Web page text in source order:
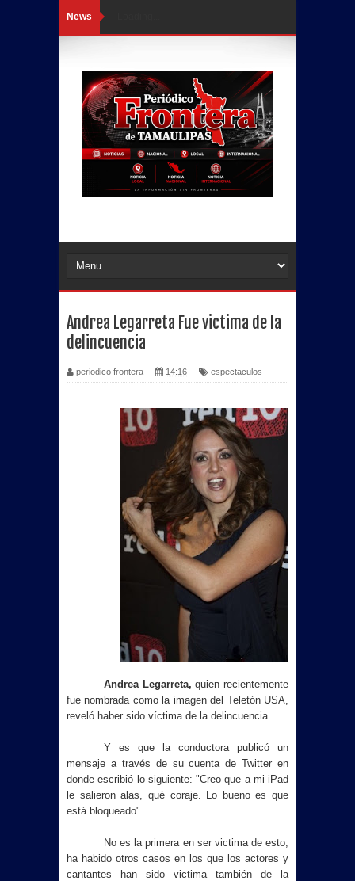
News
Andrea Legarreta Fue victima de la
delincuencia
periodico frontera 14:16 espectaculos
Andrea Legarreta, quien recientemente
fue nombrada como la imagen del Teletón USA,
reveló haber sido víctima de la delincuencia.
Y es que la conductora publicó un
mensaje a través de su cuenta de Twitter en
donde escribió lo siguiente: "Creo que a mi iPad
le salieron alas, qué coraje. Lo bueno es que
está bloqueado".
No es la primera en ser victima de esto,
ha habido otros casos en los que los actores y
cantantes han sido victima también de la